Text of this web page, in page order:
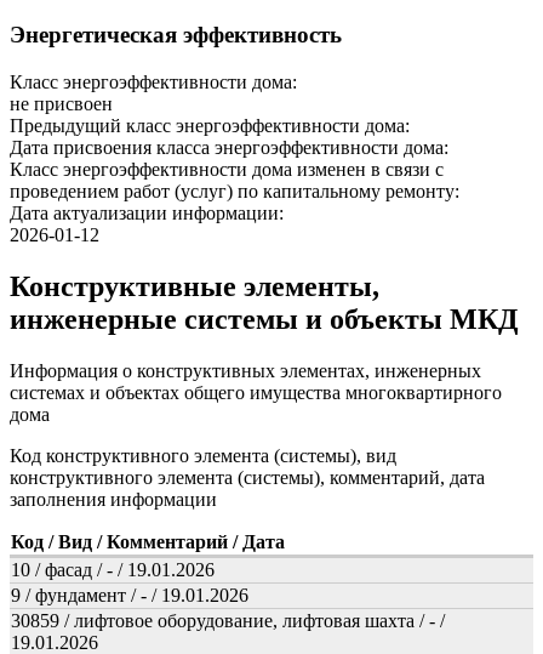
Энергетическая эффективность
Класс энергоэффективности дома:
не присвоен
Предыдущий класс энергоэффективности дома:
Дата присвоения класса энергоэффективности дома:
Класс энергоэффективности дома изменен в связи с
проведением работ (услуг) по капитальному ремонту:
Дата актуализации информации:
2026-01-12
Конструктивные элементы,
инженерные системы и объекты МКД
Информация о конструктивных элементах, инженерных
системах и объектах общего имущества многоквартирного
дома
Код конструктивного элемента (системы), вид
конструктивного элемента (системы), комментарий, дата
заполнения информации
Код / Вид / Комментарий / Дата
10 / фасад / - / 19.01.2026
9 / фундамент / - / 19.01.2026
30859 / лифтовое оборудование, лифтовая шахта / - /
19.01.2026